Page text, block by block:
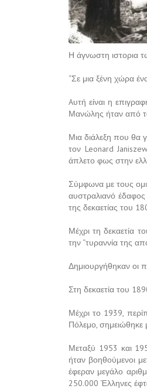
Η άγνωστη ιστορια
“Σε μια ξένη χώρα
Aυτή είναι η
Μανώλης ήταν από
Μια διάλεξη που θα
τον Leonard
άπλετο φως στην
Σύμφωνα με τους
αυστραλιανό
της δεκαετίας του
Μέχρι τη δεκαετία
την “τυραννία της
Δημιουργήθηκαν οι
Στη δεκαετία του
Μέχρι το 1939,
Πόλεμο, σημειώθηκε
Μεταξύ 1953 και
ήταν βοηθούμενοι
έφεραν μεγάλο
250.000 Έλληνες